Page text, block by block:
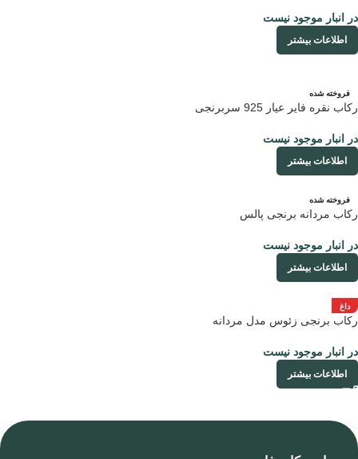
در انبار موجود نیست
اطلاعات بیشتر
فروخته شده
رکاب نقره فایر عیار 925 سربرنجی
در انبار موجود نیست
اطلاعات بیشتر
فروخته شده
رکاب مردانه برنجی پالس
در انبار موجود نیست
اطلاعات بیشتر
داغ
رکاب برنجی زئوس مدل مردانه
در انبار موجود نیست
اطلاعات بیشتر